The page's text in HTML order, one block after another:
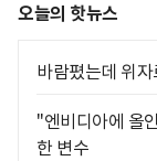
오늘의 핫뉴스
바람폈는데 위
"엔비디아에 올
한 변수